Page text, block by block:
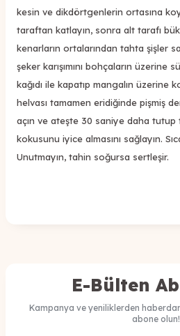
kesin ve dikdörtgenlerin ortasına
taraftan katlayın, sonra alt tarafı
kenarların ortalarından tahta şişler
şeker karışımını bohçaların üzerine
kağıdı ile kapatıp mangalın üzerine
helvası tamamen eridiğinde pişmiş
açın ve ateşte 30 saniye daha tutup
kokusunu iyice almasını sağlayın.
Unutmayın, tahin soğursa sertleşir.
E-Bülten
Kampanya ve yeniliklerden
abone olun!